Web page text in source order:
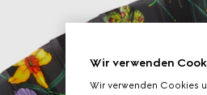
Wir verwenden
Wir verwenden Cookies